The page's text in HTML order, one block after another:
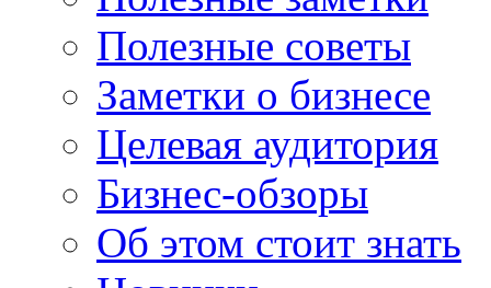
Полезные советы
Заметки о бизнесе
Целевая аудитория
Бизнес-обзоры
Об этом стоит знать